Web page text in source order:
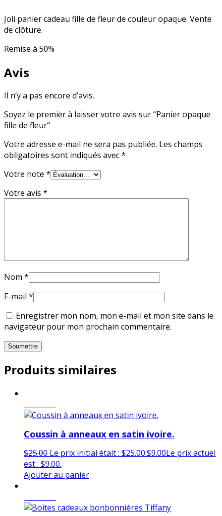
Joli panier cadeau fille de fleur de couleur opaque. Vente
de clôture.
Remise à 50%
Avis
Il n’y a pas encore d’avis.
Soyez le premier à laisser votre avis sur “Panier opaque
fille de fleur”
Votre adresse e-mail ne sera pas publiée. Les champs
obligatoires sont indiqués avec*
Votre note *
Votre avis *
Nom *
E-mail *
Enregistrer mon nom, mon e-mail et mon site dans le
navigateur pour mon prochain commentaire.
Produits similaires
Coussin à anneaux en satin ivoire.
$25.00 Le prix initial était : $25.00.$9.00Le prix actuel
est : $9.00.
Ajouter au panier